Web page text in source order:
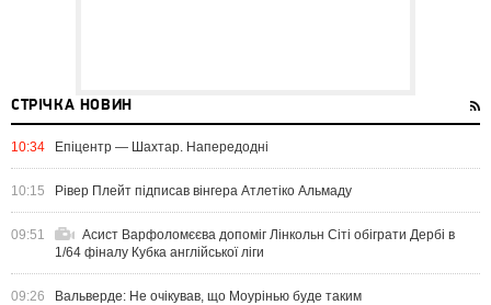
СТРІЧКА НОВИН
10:34 Епіцентр — Шахтар. Напередодні
10:15 Рівер Плейт підписав вінгера Атлетіко Альмаду
09:51
Асист Варфоломєєва допоміг Лінкольн Сіті обіграти Дербі в
1/64 фіналу Кубка англійської ліги
09:26 Вальверде: Не очікував, що Моурінью буде таким